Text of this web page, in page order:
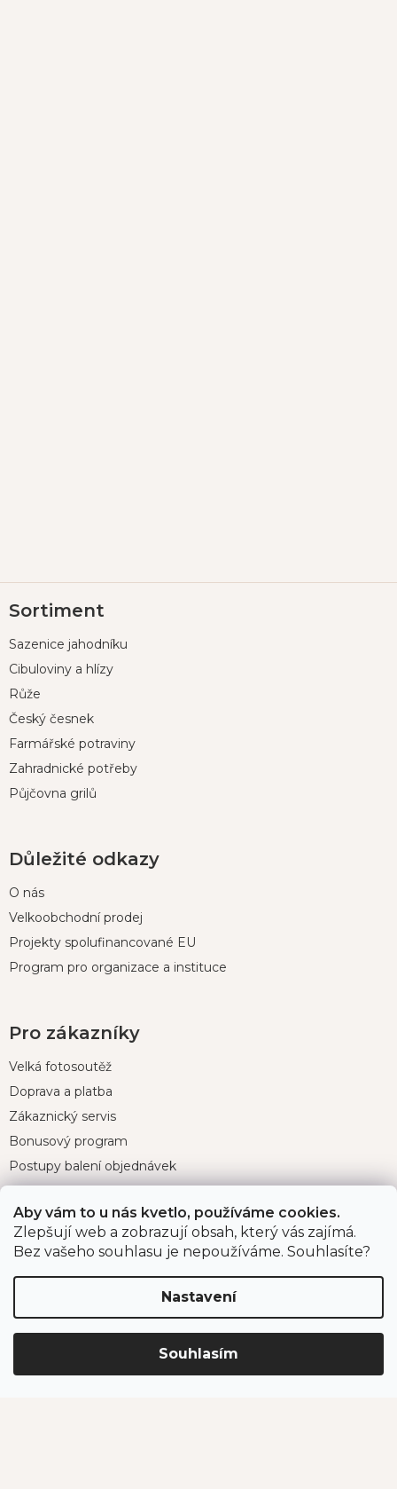
Aby vám to u nás kvetlo, používáme cookies.
Zlepšují web a zobrazují obsah, který vás zajímá.
Bez vašeho souhlasu je nepoužíváme. Souhlasíte?
Nastavení
Souhlasím
á
a
Sortiment
Sazenice jahodníku
Cibuloviny a hlízy
Růže
Český česnek
Farmářské potraviny
Zahradnické potřeby
Půjčovna grilů
Důležité odkazy
O nás
Velkoobchodní prodej
Projekty spolufinancované EU
Program pro organizace a instituce
Pro zákazníky
Velká fotosoutěž
Doprava a platba
Zákaznický servis
Bonusový program
Postupy balení objednávek
Nejčastější dotazy
Reklamace
Obchodní podmínky